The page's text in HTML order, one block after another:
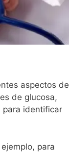
aspectos de
de glucosa,
para identificar
para